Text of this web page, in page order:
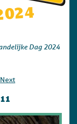
Dag 2024
Next